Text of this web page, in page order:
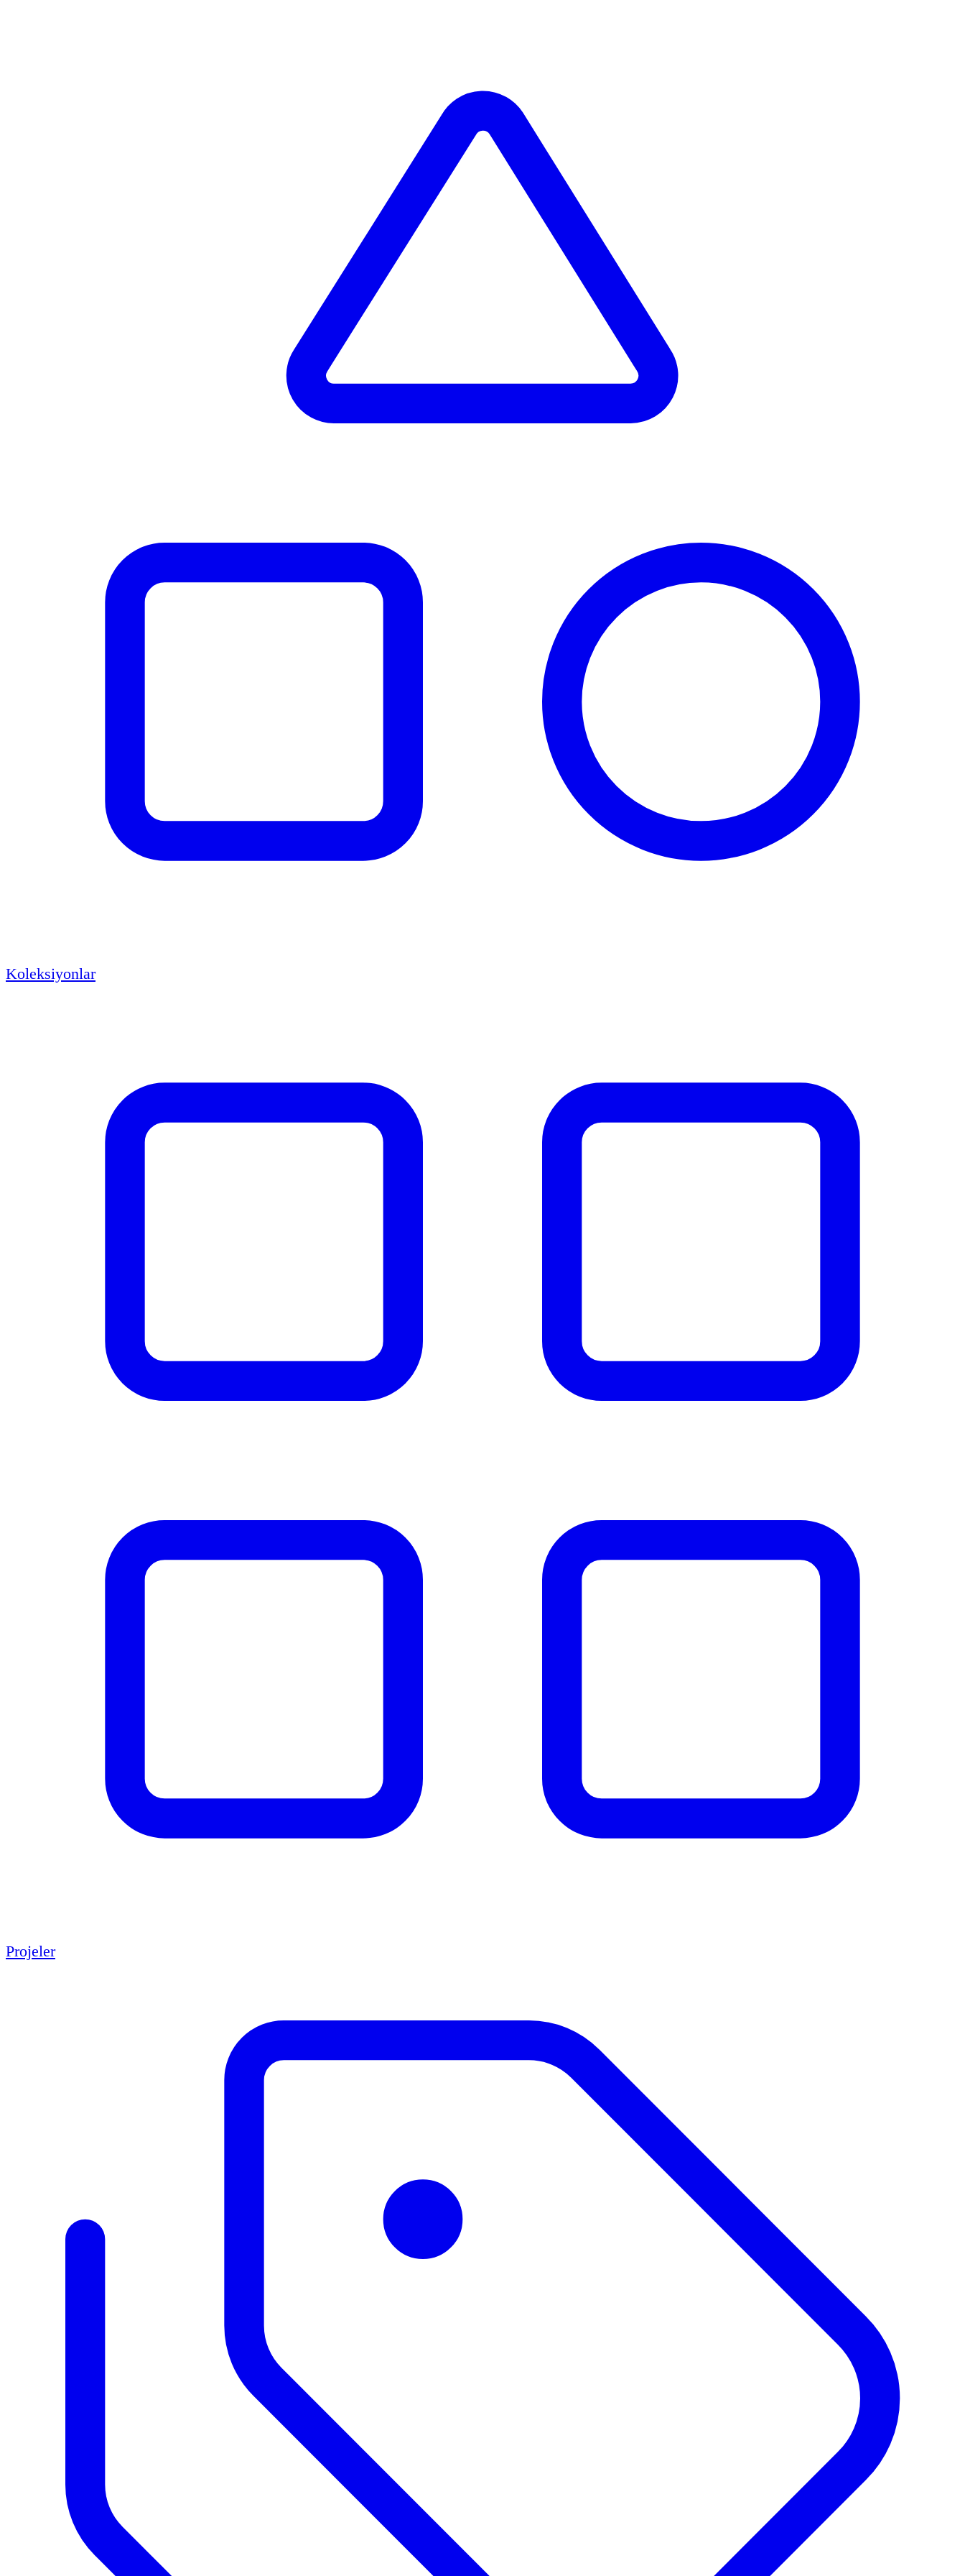
Koleksiyonlar
Projeler